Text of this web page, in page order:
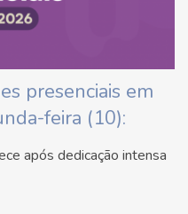
presenciais em
feira (10):
após dedicação intensa